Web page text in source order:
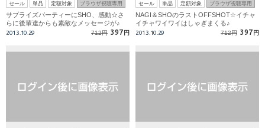
セール 単品 定額対象 ブラウザ視聴専用
サプライズパーティーにSHO、感動☆さ
らに後輩達からも素敵なメッセージが♪
2013.10.29 712円 397 円
セール 単品 定額対象 ブラウザ視聴専用
NAGI＆SHOのラストOFFSHOT☆イチャ
イチャワイワイはしゃぎまくる♪
2013.10.29 712円 397 円